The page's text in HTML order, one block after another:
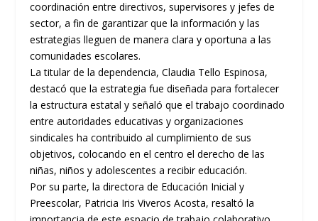
coordinación entre directivos, supervisores y jefes de
sector, a fin de garantizar que la información y las
estrategias lleguen de manera clara y oportuna a las
comunidades escolares.
La titular de la dependencia, Claudia Tello Espinosa,
destacó que la estrategia fue diseñada para fortalecer
la estructura estatal y señaló que el trabajo coordinado
entre autoridades educativas y organizaciones
sindicales ha contribuido al cumplimiento de sus
objetivos, colocando en el centro el derecho de las
niñas, niños y adolescentes a recibir educación.
Por su parte, la directora de Educación Inicial y
Preescolar, Patricia Iris Viveros Acosta, resaltó la